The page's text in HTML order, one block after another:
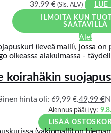
39,99 € (Sis. ALV)
LUE
ILMOITA KUN
SAATAVILLA
Ale!
koirahäkin
hinta oli: 69,99 €.49,99 €
Alennus päättyy:
LISÄÄ